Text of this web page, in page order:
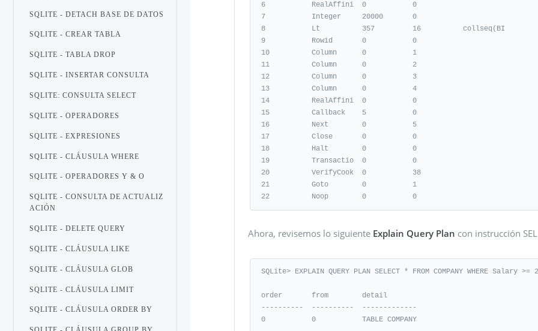
6           RealAffini  0           0
7           Integer     20000       0
8           Lt          357         16          collseq(BI
9           Rowid       0           0
10          Column      0           1
11          Column      0           2
12          Column      0           3
13          Column      0           4
14          RealAffini  0           0
15          Callback    5           0
16          Next        0           5
17          Close       0           0
18          Halt        0           0
19          Transactio  0           0
20          VerifyCook  0           38
21          Goto        0           1
22          Noop        0           0
Ahora, revisemos lo siguiente Explain Query Plan con instrucción
SQLite> EXPLAIN QUERY PLAN SELECT * FROM COMPANY WHERE Salary >=
order       from        detail
----------  ----------  -------------
0           0           TABLE COMPANY
SQLITE - DETACH BASE DE DATOS
SQLITE - CREAR TABLA
SQLITE - TABLA DROP
SQLITE - INSERTAR CONSULTA
SQLITE: CONSULTA SELECT
SQLITE - OPERADORES
SQLITE - EXPRESIONES
SQLITE - CLÁUSULA WHERE
SQLITE - OPERADORES Y & O
SQLITE - CONSULTA DE ACTUALIZ
ACIÓN
SQLITE - DELETE QUERY
SQLITE - CLÁUSULA LIKE
SQLITE - CLÁUSULA GLOB
SQLITE - CLÁUSULA LIMIT
SQLITE - CLÁUSULA ORDER BY